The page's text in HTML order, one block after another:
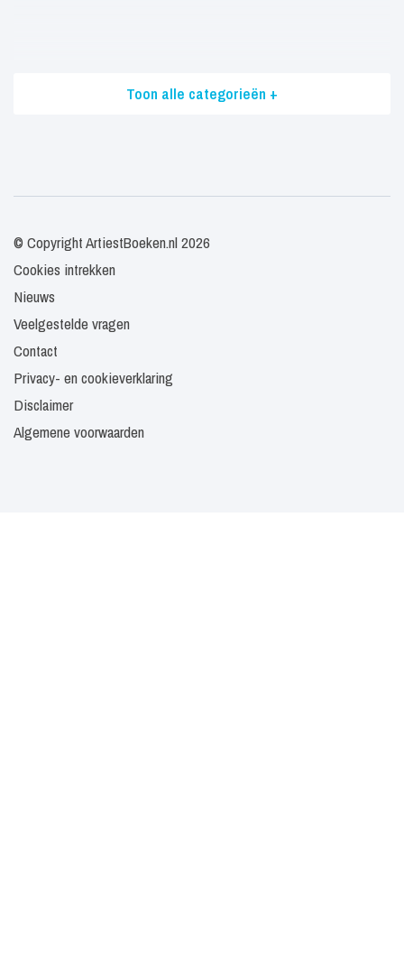
Toon alle categorieën +
© Copyright ArtiestBoeken.nl 2026
Cookies intrekken
Nieuws
Veelgestelde vragen
Contact
Privacy- en cookieverklaring
Disclaimer
Algemene voorwaarden